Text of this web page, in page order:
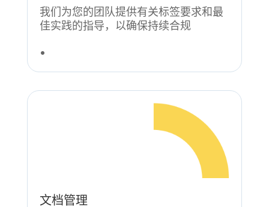
我们为您的团队提供有关标签要求和最
佳实践的指导，以确保持续合规
文档管理